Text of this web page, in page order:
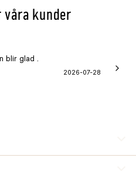
våra kunder
blir glad .
2026-07-28